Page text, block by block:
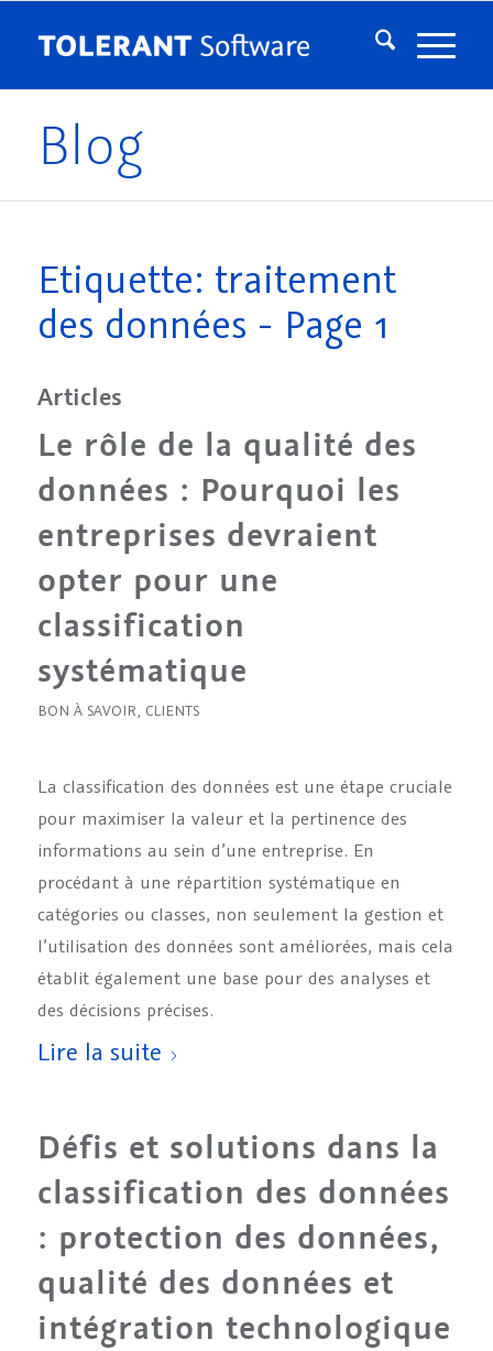
Blog
Etiquette: traitement
des données - Page 1
Articles
Le rôle de la qualité des
données : Pourquoi les
entreprises devraient
opter pour une
classification
systématique
BON À SAVOIR, CLIENTS
La classification des données est une étape cruciale
pour maximiser la valeur et la pertinence des
informations au sein d’une entreprise. En
procédant à une répartition systématique en
catégories ou classes, non seulement la gestion et
l’utilisation des données sont améliorées, mais cela
établit également une base pour des analyses et
des décisions précises.
Lire la suite
Défis et solutions dans la
classification des données
: protection des données,
qualité des données et
intégration technologique